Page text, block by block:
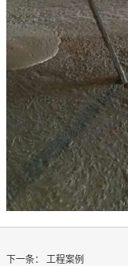
下一条：
工程案例